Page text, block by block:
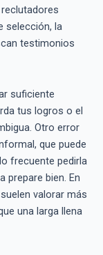
selección, la
testimonios
suficiente
tus logros o el
Otro error
que puede
frecuente pedirla
prepare bien. En
valorar más
una larga llena